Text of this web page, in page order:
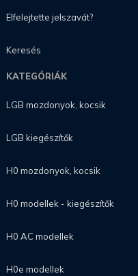
Elfelejtette jelszavát?
Keresés
KATEGÓRIÁK
LGB mozdonyok, kocsik
LGB kiegészítők
H0 mozdonyok, kocsik
H0 modellek - kiegészítők
H0 AC modellek
H0e modellek